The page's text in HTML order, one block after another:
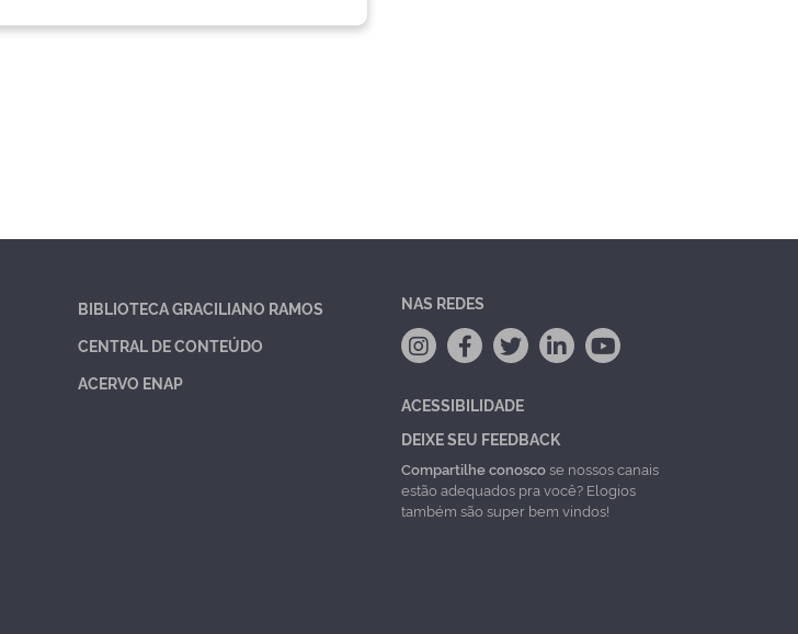
BIBLIOTECA GRACILIANO RAMOS
CENTRAL DE CONTEÚDO
ACERVO ENAP
NAS REDES
ACESSIBILIDADE
DEIXE SEU FEEDBACK
Compartilhe conoscose nossos canais
estão adequados pra você? Elogios
também são super bem vindos!